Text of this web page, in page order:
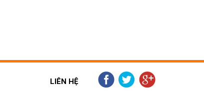
LIÊN HỆ